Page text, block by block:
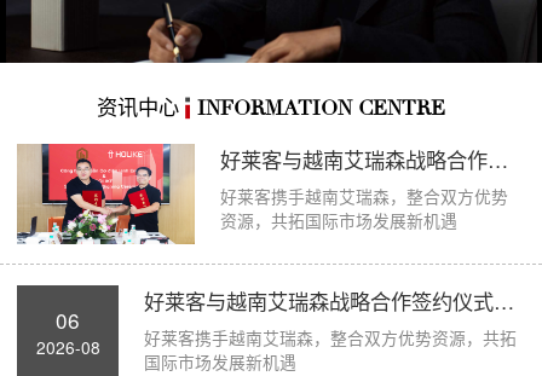
资讯中心 INFORMATION CENTRE
好莱客与越南艾瑞森战略合作签约仪式圆满举...
好莱客携手越南艾瑞森，整合双方优势
资源，共拓国际市场发展新机遇
06
2026-08
好莱客与越南艾瑞森战略合作签约仪式圆满举...
好莱客携手越南艾瑞森，整合双方优势资源，共拓
国际市场发展新机遇